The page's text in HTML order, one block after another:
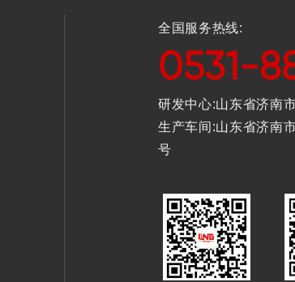
全国服务热线:
0531-
研发中心:山东省济南
生产车间:山东省济南
号